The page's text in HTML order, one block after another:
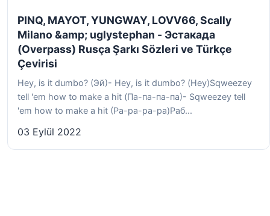
PINQ, MAYOT, YUNGWAY, LOVV66, Scally
Milano &amp; uglystephan - Эстакада
(Overpass) Rusça Şarkı Sözleri ve Türkçe
Çevirisi
Hey, is it dumbo? (Эй)- Hey, is it dumbo? (Hey)Sqweezey
tell 'em how to make a hit (Па-па-па-па)- Sqweezey tell
'em how to make a hit (Pa-pa-pa-pa)Раб...
03 Eylül 2022